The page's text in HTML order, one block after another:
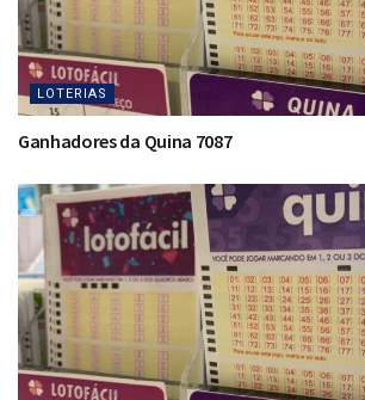
LOTERIAS
Ganhadores da Quina 7087